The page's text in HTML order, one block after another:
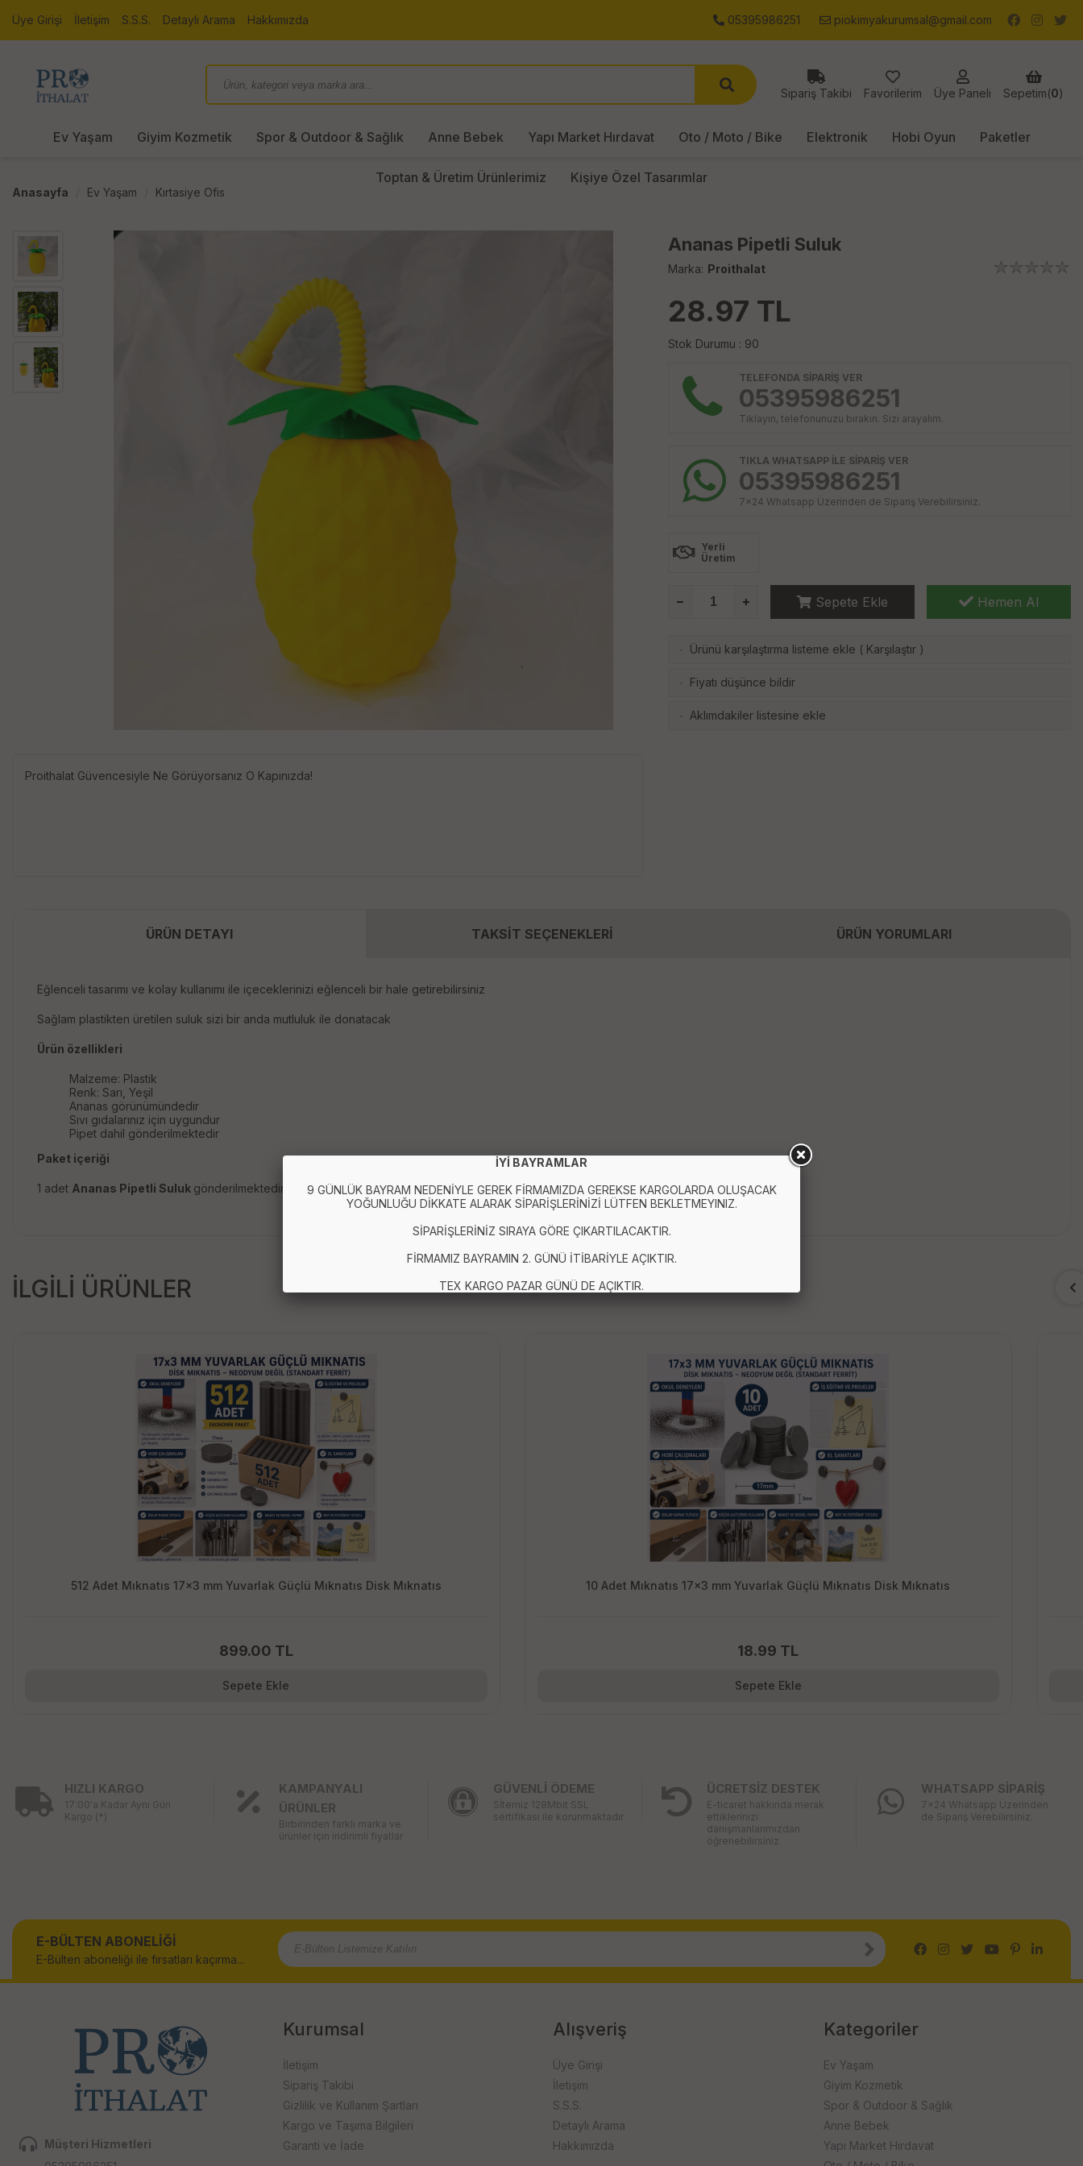
Üye Girişi İletişim S.S.S. Detaylı Arama Hakkımızda 05395986251 piokimyakurumsal@gmail.com
Sipariş Takibi Favorilerim Üye Paneli Sepetim(0)
Ev Yaşam Giyim Kozmetik Spor & Outdoor & Sağlık Anne Bebek Yapı Market Hırdavat Oto / Moto / Bike Elektronik Hobi Oyun Paketler
Toptan & Üretim Ürünlerimiz Kişiye Özel Tasarımlar
Anasayfa Ev Yaşam Kırtasiye Ofis
Proithalat Güvencesiyle Ne Görüyorsanız O Kapınızda!
Ananas Pipetli Suluk
Marka: Proithalat
28.97 TL
Stok Durumu : 90
TELEFONDA SİPARİŞ VER
05395986251
Tıklayın, telefonunuzu bırakın. Sizi arayalım.
TIKLA WHATSAPP İLE SİPARİŞ VER
05395986251
7x24 Whatsapp Üzerinden de Sipariş Verebilirsiniz.
Yerli
Üretim
Sepete Ekle Hemen Al
· Ürünü karşılaştırma listeme ekle ( Karşılaştır )
· Fiyatı düşünce bildir
· Aklımdakiler listesine ekle
ÜRÜN DETAYI TAKSİT SEÇENEKLERİ ÜRÜN YORUMLARI
Eğlenceli tasarımı ve kolay kullanımı ile içeceklerinizi eğlenceli bir hale getirebilirsiniz
Sağlam plastikten üretilen suluk sizi bir anda mutluluk ile donatacak
Ürün özellikleri
Malzeme: Plastik
Renk: Sarı, Yeşil
Ananas görünümündedir
Sıvı gıdalarınız için uygundur
Pipet dahil gönderilmektedir
Paket içeriği
1 adet Ananas Pipetli Suluk gönderilmektedir
İLGİLİ ÜRÜNLER
512 Adet Mıknatıs 17x3 mm Yuvarlak Güçlü Mıknatıs Disk Mıknatıs
899.00 TL
Sepete Ekle
10 Adet Mıknatıs 17x3 mm Yuvarlak Güçlü Mıknatıs Disk Mıknatıs
18.99 TL
Sepete Ekle
HIZLI KARGO
17:00'a Kadar Aynı Gün
Kargo (*)
KAMPANYALI
ÜRÜNLER
Birbirinden farklı marka ve
ürünler için indirimli fiyatlar
GÜVENLİ ÖDEME
Sİtemiz 128Mbit SSL
sertifikası ile korunmaktadır
ÜCRETSİZ DESTEK
E-ticaret hakkında merak
ettiklerinizi
danışmanlarımızdan
öğrenebilirsiniz
WHATSAPP SİPARİŞ
7x24 Whatsapp Üzerinden
de Sipariş Verebilirsiniz.
E-BÜLTEN ABONELİĞİ
E-Bülten aboneliği ile fırsatları kaçırma...
Müşteri Hizmetleri
Kurumsal
İletişim
Sipariş Takibi
Gizlilik ve Kullanım Şartları
Kargo ve Taşıma Bilgileri
Garanti ve İade
Alışveriş
Üye Girişi
İletişim
S.S.S.
Detaylı Arama
Hakkımızda
Kategoriler
Ev Yaşam
Giyim Kozmetik
Spor & Outdoor & Sağlık
Anne Bebek
Yapı Market Hırdavat
İYİ BAYRAMLAR
9 GÜNLÜK BAYRAM NEDENİYLE GEREK FİRMAMIZDA GEREKSE KARGOLARDA OLUŞACAK
YOĞUNLUĞU DİKKATE ALARAK SİPARİŞLERİNİZİ LÜTFEN BEKLETMEYINIZ.
SİPARİŞLERİNİZ SIRAYA GÖRE ÇIKARTILACAKTIR.
FİRMAMIZ BAYRAMIN 2. GÜNÜ İTİBARİYLE AÇIKTIR.
TEX KARGO PAZAR GÜNÜ DE AÇIKTIR.